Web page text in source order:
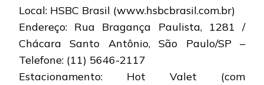
Local: HSBC Brasil (www.hsbcbrasil.com.br)
Endereço: Rua Bragança Paulista, 1281 /
Chácara Santo Antônio, São Paulo/SP –
Telefone: (11) 5646-2117
Estacionamento: Hot Valet (com